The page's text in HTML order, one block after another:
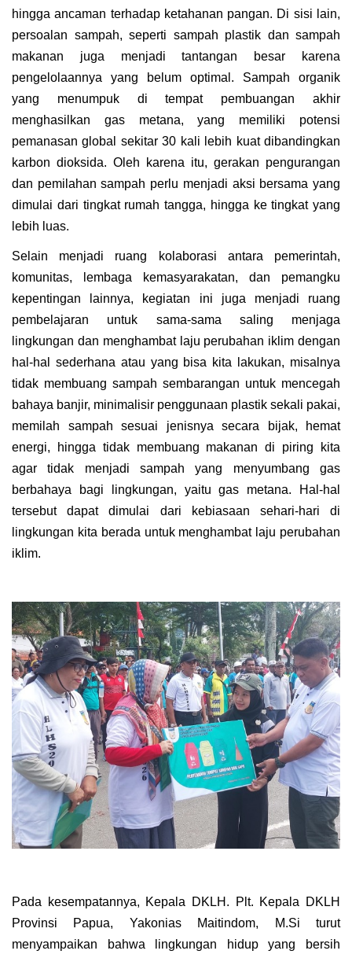
hingga ancaman terhadap ketahanan pangan. Di sisi lain,
persoalan sampah, seperti sampah plastik dan sampah
makanan juga menjadi tantangan besar karena
pengelolaannya yang belum optimal. Sampah organik
yang menumpuk di tempat pembuangan akhir
menghasilkan gas metana, yang memiliki potensi
pemanasan global sekitar 30 kali lebih kuat dibandingkan
karbon dioksida. Oleh karena itu, gerakan pengurangan
dan pemilahan sampah perlu menjadi aksi bersama yang
dimulai dari tingkat rumah tangga, hingga ke tingkat yang
lebih luas.
Selain menjadi ruang kolaborasi antara pemerintah,
komunitas, lembaga kemasyarakatan, dan pemangku
kepentingan lainnya, kegiatan ini juga menjadi ruang
pembelajaran untuk sama-sama saling menjaga
lingkungan dan menghambat laju perubahan iklim dengan
hal-hal sederhana atau yang bisa kita lakukan, misalnya
tidak membuang sampah sembarangan untuk mencegah
bahaya banjir, minimalisir penggunaan plastik sekali pakai,
memilah sampah sesuai jenisnya secara bijak, hemat
energi, hingga tidak membuang makanan di piring kita
agar tidak menjadi sampah yang menyumbang gas
berbahaya bagi lingkungan, yaitu gas metana. Hal-hal
tersebut dapat dimulai dari kebiasaan sehari-hari di
lingkungan kita berada untuk menghambat laju perubahan
iklim.
Pada kesempatannya, Kepala DKLH. Plt. Kepala DKLH
Provinsi Papua, Yakonias Maitindom, M.Si turut
menyampaikan bahwa lingkungan hidup yang bersih